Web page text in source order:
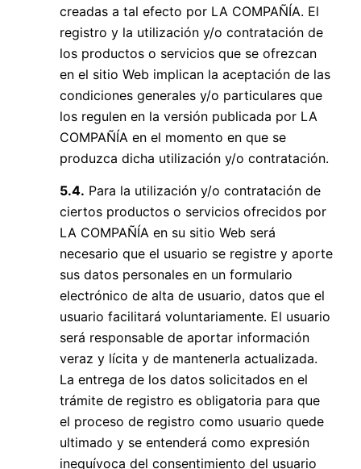
creadas a tal efecto por LA COMPAÑÍA. El
registro y la utilización y/o contratación de
los productos o servicios que se ofrezcan
en el sitio Web implican la aceptación de las
condiciones generales y/o particulares que
los regulen en la versión publicada por LA
COMPAÑÍA en el momento en que se
produzca dicha utilización y/o contratación.
5.4. Para la utilización y/o contratación de
ciertos productos o servicios ofrecidos por
LA COMPAÑÍA en su sitio Web será
necesario que el usuario se registre y aporte
sus datos personales en un formulario
electrónico de alta de usuario, datos que el
usuario facilitará voluntariamente. El usuario
será responsable de aportar información
veraz y lícita y de mantenerla actualizada.
La entrega de los datos solicitados en el
trámite de registro es obligatoria para que
el proceso de registro como usuario quede
ultimado y se entenderá como expresión
inequívoca del consentimiento del usuario